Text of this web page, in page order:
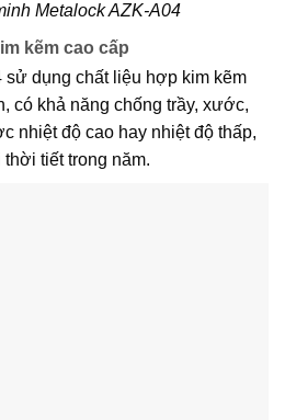
Metalock AZK-A04
kẽm cao cấp
sử dụng chất liệu hợp kim kẽm
có khả năng chống trầy, xước,
nhiệt độ cao hay nhiệt độ thấp,
tiết trong năm.